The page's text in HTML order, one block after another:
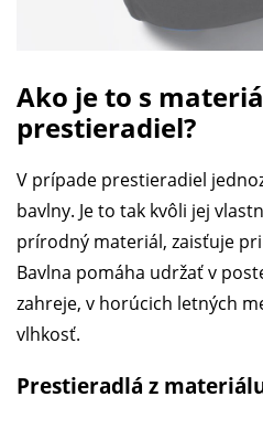
Ako je to s
prestieradiel?
V prípade prestieradiel
bavlny. Je to tak kvôli jej
prírodný materiál, zaisťuje
Bavlna pomáha udržať v
zahreje, v horúcich letných
vlhkosť.
Prestieradlá z